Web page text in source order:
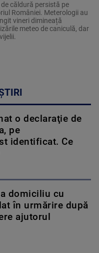
căldură persistă pe
României. Meterologii au
vineri dimineață
meteo de caniculă, dar
o declaraţie de
pe
identificat. Ce
domiciliu cu
în urmărire după
ajutorul